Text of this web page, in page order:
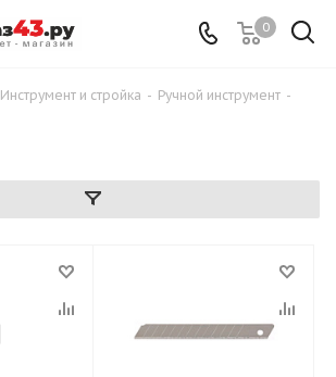
0
Инструмент и стройка - Ручной инструмент -